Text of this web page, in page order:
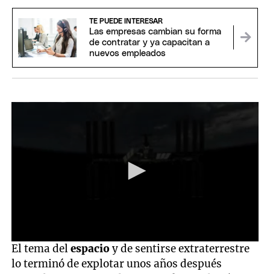
TE PUEDE INTERESAR
Las empresas cambian su forma
de contratar y ya capacitan a
nuevos empleados
0
seconds
of
El tema delespacioy de sentirse extraterrestre
lo terminó de explotar unos años después